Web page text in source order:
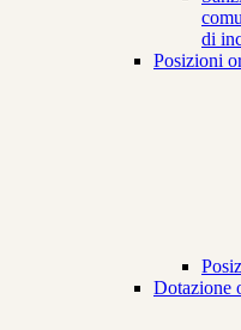
di
Posizioni
Dotazione